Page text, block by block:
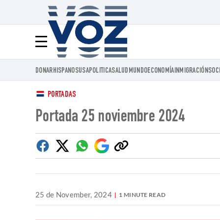
Menú
Voz.us
DONARHISPANOSUSAPOLITICASALUD MUNDOECONOMÍAINMIGRACIÓN
PORTADAS
Portada 25 noviembre 2024
Facebook
TwitterWhatsapp
Google
Discover
Copiar
enlace
25 de November, 2024 1 MINUTE READ